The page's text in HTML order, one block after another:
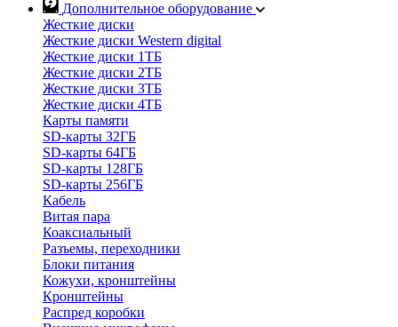
Дополнительное оборудование
Жесткие диски
Жесткие диски Western digital
Жесткие диски 1ТБ
Жесткие диски 2ТБ
Жесткие диски 3ТБ
Жесткие диски 4ТБ
Карты памяти
SD-карты 32ГБ
SD-карты 64ГБ
SD-карты 128ГБ
SD-карты 256ГБ
Кабель
Витая пара
Коаксиальный
Разъемы, переходники
Блоки питания
Кожухи, кронштейны
Кронштейны
Распред коробки